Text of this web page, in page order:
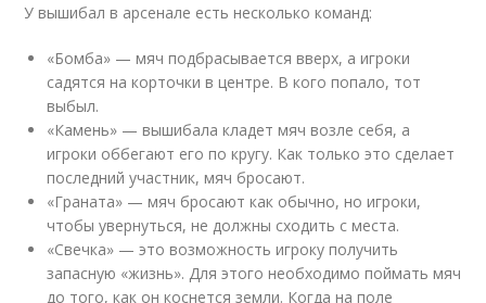
У вышибал в арсенале есть несколько команд:
«Бомба» — мяч подбрасывается вверх, а игроки
садятся на корточки в центре. В кого попало, тот
выбыл.
«Камень» — вышибала кладет мяч возле себя, а
игроки оббегают его по кругу. Как только это сделает
последний участник, мяч бросают.
«Граната» — мяч бросают как обычно, но игроки,
чтобы увернуться, не должны сходить с места.
«Свечка» — это возможность игроку получить
запасную «жизнь». Для этого необходимо поймать мяч
до того, как он коснется земли. Когда на поле